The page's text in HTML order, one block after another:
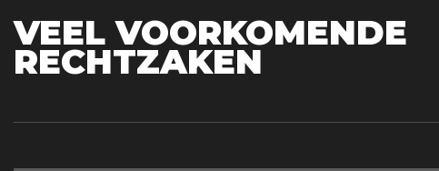
VEEL VOORKOMENDE
RECHTZAKEN